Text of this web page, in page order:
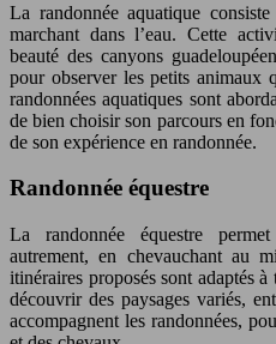
La randonnée aquatique
marchant dans l’eau. Cette
beauté des canyons
pour observer les petits animaux
randonnées aquatiques sont
de bien choisir son parcours en
de son expérience en randonnée.
Randonnée équestre
La randonnée équestre
autrement, en chevauchant au
itinéraires proposés sont adaptés
découvrir des paysages variés,
accompagnent les randonnées,